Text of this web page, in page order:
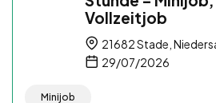
Vollzeitjob
21682 Stade,
29/07/2026
Minijob